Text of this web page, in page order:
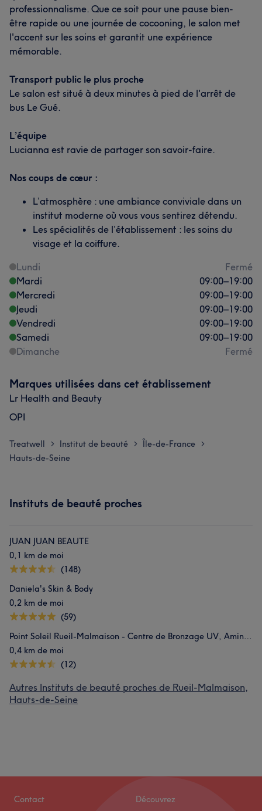
professionnalisme. Que ce soit pour une pause bien-
être rapide ou une journée de cocooning, le salon met
l'accent sur les soins et garantit une expérience
mémorable.
Transport public le plus proche
Le salon est situé à deux minutes à pied de l'arrêt de
bus Le Gué.
L’équipe
Lucianna est ravie de partager son savoir-faire.
Nos coups de cœur :
L’atmosphère : une ambiance conviviale dans un
institut moderne où vous vous sentirez détendu.
Les spécialités de l’établissement : les soins du
visage et la coiffure.
Lundi
Fermé
Mardi
09:00–19:00
Mercredi
09:00–19:00
Jeudi
09:00–19:00
Vendredi
09:00–19:00
Samedi
09:00–19:00
Dimanche
Fermé
Marques utilisées dans cet établissement
Lr Health and Beauty
OPI
Treatwell > Institut de beauté > Île-de-France >
Hauts-de-Seine
Instituts de beauté proches
JUAN JUAN BEAUTE
0,1 km de moi
(148)
Daniela's Skin & Body
0,2 km de moi
(59)
Point Soleil Rueil-Malmaison - Centre de Bronzage UV, Amincissement, Sport & Bien-Être
0,4 km de moi
(12)
Autres Instituts de beauté proches de Rueil-Malmaison,
Hauts-de-Seine
Contact Découvrez